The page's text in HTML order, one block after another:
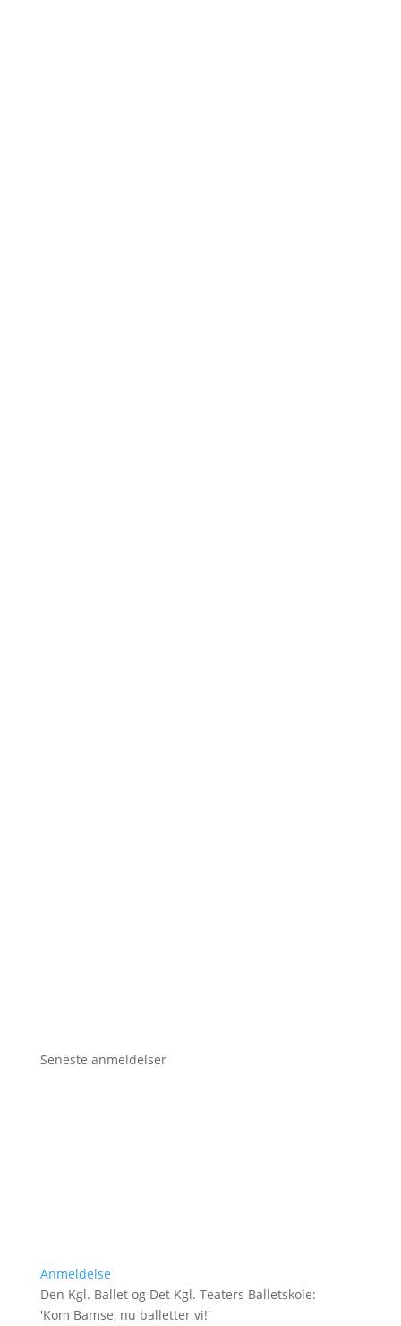
Seneste anmeldelser
Anmeldelse
Den Kgl. Ballet og Det Kgl. Teaters Balletskole:
'Kom Bamse, nu balletter vi!'